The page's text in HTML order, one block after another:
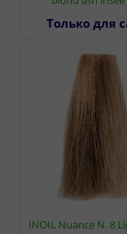
Только для
INOIL Nuance N. 8